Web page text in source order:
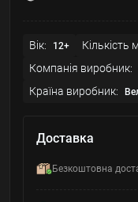
Вік: 12+ Кількість
Компанія виробник:
Країна виробник:
Доставка
Безкоштовна